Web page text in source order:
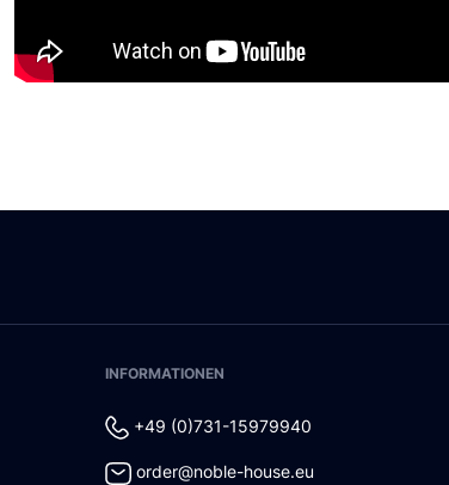
INFORMATIONEN
+49 (0)731-15979940
order@noble-house.eu